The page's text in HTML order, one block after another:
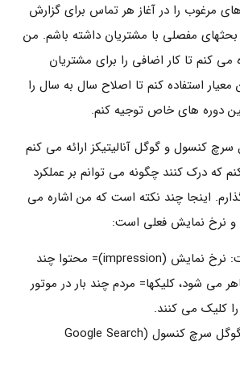
مرغوب را در آغاز هر تماس برای گزارش
مفصلی با مشتریان داشته باشم. من
می کنم تا کار اضافی را برای مشتریان
معیار استفاده کنم تا اصلاح سال به سال را
دوره های خاص توجیه کنم.
سرچ کنسول و گوگل آنالیتیکز ارائه می کنم
که درک کنند چگونه می توانم بر عملکرد
اینجا چند نکته است که من اشاره می
و نرخ نمایش فعلی است:
به چه معنا است: نرخ نمایش (impression)= محتوا چند
می شود، کلیکها= مردم چند بار در موتور
کلیک می کنند.
کجا بیابیدش: گوگل سرچ کنسول (Google Search